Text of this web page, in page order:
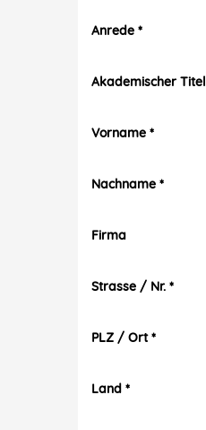
Anrede
Akademischer Titel
Vorname
Nachname
Firma
Strasse / Nr.
PLZ / Ort
Land